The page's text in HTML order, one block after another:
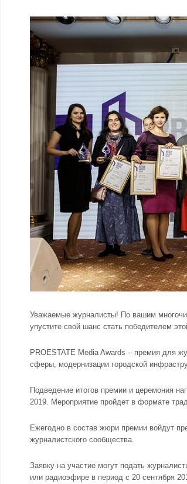
Уважаемые журналисты! По вашим
упустите свой шанс стать победителем
PROESTATE Media Awards – премия для
сферы, модернизации городской
Подведение итогов премии и церемония
2019. Мероприятие пройдет в формате
Ежегодно в состав жюри премии войдут
журналистского сообщества.
Заявку на участие могут подать
или радиоэфире в период с 20 сентября